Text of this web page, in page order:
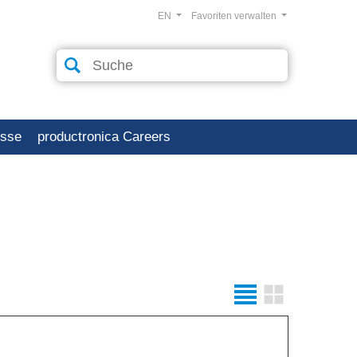
Favoriten verwalten
EN
productronica Careers